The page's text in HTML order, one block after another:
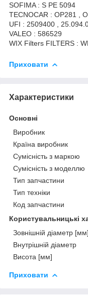
SOFIMA : S PE 5094
TECNOCAR : OP281 ,
UFI : 2509400 ,
VALEO : 586529
WIX Filters FILTERS :
Приховати
Характеристики
Основні
Виробник
Країна виробник
Сумісність з маркою
Сумісність з моделлю
Тип запчастини
Тип техніки
Код запчастини
Користувальницькі
Зовнішній діаметр [мм]
Внутрішній діаметр
Висота [мм]
Приховати